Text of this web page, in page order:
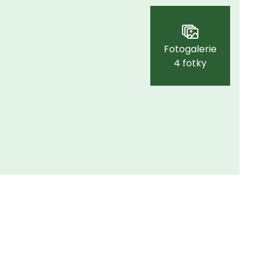
Fotogalerie
4 fotky